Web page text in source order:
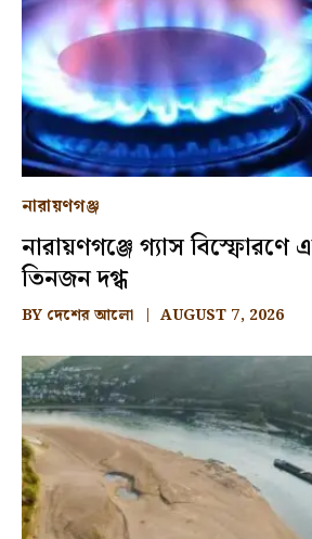
নারায়ণগঞ্জ
নারায়ণগঞ্জে গ্যাস বিস্ফোরণে
তিনজন দগ্ধ
BY দেশের আলো AUGUST 7, 2026